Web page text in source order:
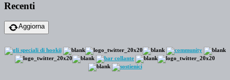
Recenti
Aggiorna